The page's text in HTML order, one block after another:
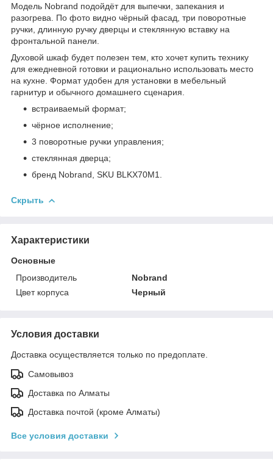
Модель Nobrand подойдёт для выпечки, запекания и
разогрева. По фото видно чёрный фасад, три поворотные
ручки, длинную ручку дверцы и стеклянную вставку на
фронтальной панели.
Духовой шкаф будет полезен тем, кто хочет купить технику
для ежедневной готовки и рационально использовать место
на кухне. Формат удобен для установки в мебельный
гарнитур и обычного домашнего сценария.
встраиваемый формат;
чёрное исполнение;
3 поворотные ручки управления;
стеклянная дверца;
бренд Nobrand, SKU BLKX70M1.
Скрыть
Характеристики
Основные
Производитель
Nobrand
Цвет корпуса
Черный
Условия доставки
Доставка осуществляется только по предоплате.
Самовывоз
Доставка по Алматы
Доставка почтой (кроме Алматы)
Все условия доставки